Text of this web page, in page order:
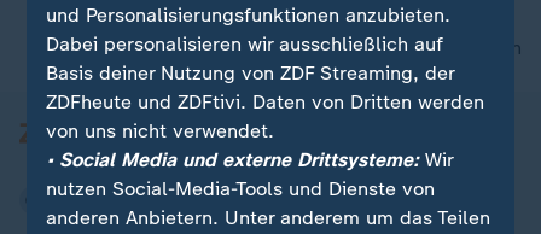
nach oben
und Personalisierungsfunktionen anzubieten.
Dabei personalisieren wir ausschließlich auf
Basis deiner Nutzung von ZDF Streaming, der
ZDFheute und ZDFtivi. Daten von Dritten werden
von uns nicht verwendet.
• Social Media und externe Drittsysteme:Wir
nutzen Social-Media-Tools und Dienste von
anderen Anbietern. Unter anderem um das Teilen